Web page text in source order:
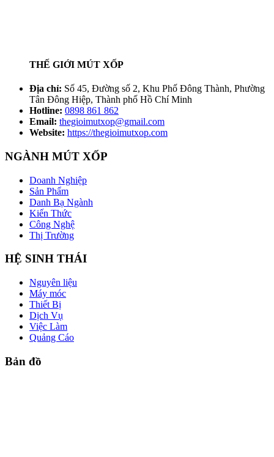
THẾ GIỚI MÚT XỐP
Địa chỉ: Số 45, Đường số 2, Khu Phố Đông Thành, Phường
Tân Đông Hiệp, Thành phố Hồ Chí Minh
Hotline: 0898 861 862
Email: thegioimutxop@gmail.com
Website: https://thegioimutxop.com
NGÀNH MÚT XỐP
Doanh Nghiệp
Sản Phẩm
Danh Bạ Ngành
Kiến Thức
Công Nghệ
Thị Trường
HỆ SINH THÁI
Nguyên liệu
Máy móc
Thiết Bị
Dịch Vụ
Việc Làm
Quảng Cáo
Bản đồ